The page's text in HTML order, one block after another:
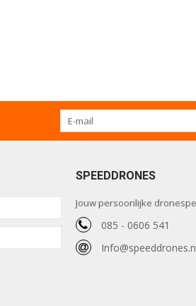
SPEEDDRONES
Jouw persoonlijke
085 - 0606 541